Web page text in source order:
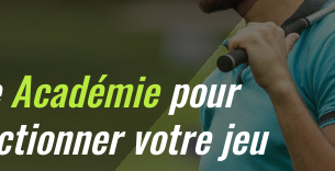
Académiepour
votre jeu